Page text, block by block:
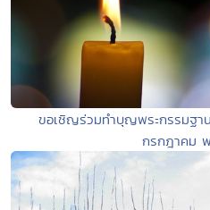
ขอเชิญร่วมทำบุญพระกรรมฐา
กรกฎาคม